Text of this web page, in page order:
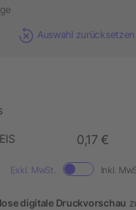
Auswahl zurücksetzen
0,17 €
Exkl. MwSt. Inkl.
digitale Druckvorschau